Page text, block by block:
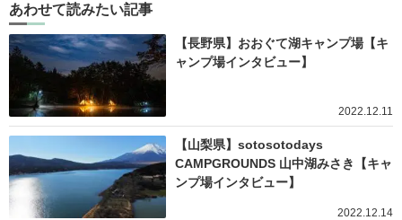
あわせて読みたい記事
【長野県】おおぐて湖キャンプ場【キ
ャンプ場インタビュー】
2022.12.11
【山梨県】sotosotodays
CAMPGROUNDS 山中湖みさき【キャ
ンプ場インタビュー】
2022.12.14